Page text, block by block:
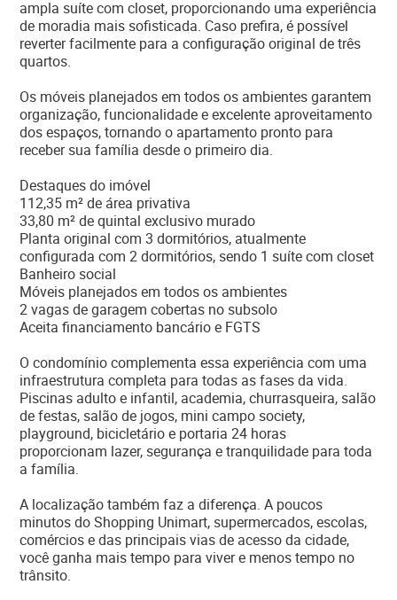
ampla suíte com closet, proporcionando uma experiência
de moradia mais sofisticada. Caso prefira, é possível
reverter facilmente para a configuração original de três
quartos.
Os móveis planejados em todos os ambientes garantem
organização, funcionalidade e excelente aproveitamento
dos espaços, tornando o apartamento pronto para
receber sua família desde o primeiro dia.
Destaques do imóvel
112,35 m² de área privativa
33,80 m² de quintal exclusivo murado
Planta original com 3 dormitórios, atualmente
configurada com 2 dormitórios, sendo 1 suíte com closet
Banheiro social
Móveis planejados em todos os ambientes
2 vagas de garagem cobertas no subsolo
Aceita financiamento bancário e FGTS
O condomínio complementa essa experiência com uma
infraestrutura completa para todas as fases da vida.
Piscinas adulto e infantil, academia, churrasqueira, salão
de festas, salão de jogos, mini campo society,
playground, bicicletário e portaria 24 horas
proporcionam lazer, segurança e tranquilidade para toda
a família.
A localização também faz a diferença. A poucos
minutos do Shopping Unimart, supermercados, escolas,
comércios e das principais vias de acesso da cidade,
você ganha mais tempo para viver e menos tempo no
trânsito.